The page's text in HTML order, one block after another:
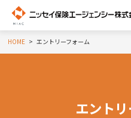
HOME エントリーフォーム
エント